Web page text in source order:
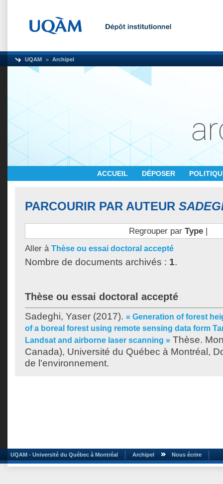
UQAM Archipel
ACCUEIL DÉPOSER
PARCOURIR PAR AUTEUR
Regrouper par Type|
Aller à Thèse ou essai doctoral accepté
Nombre de documents archivés : 1.
Thèse ou essai doctoral accepté
Sadeghi, Yaser (2017). « Generation of forest
of a boreal forest using remote sensing data form
Landsat and airborne laser scanning » Thèse.
Canada), Université du Québec à Montréal,
de l'environnement.
UQAM - Université du Québec à Montréal Archipel Nous écrire